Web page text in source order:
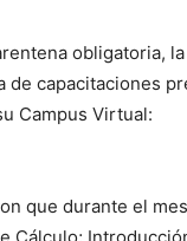
obligatoria,
capacitaciones
Campus Virtual:
que durante el